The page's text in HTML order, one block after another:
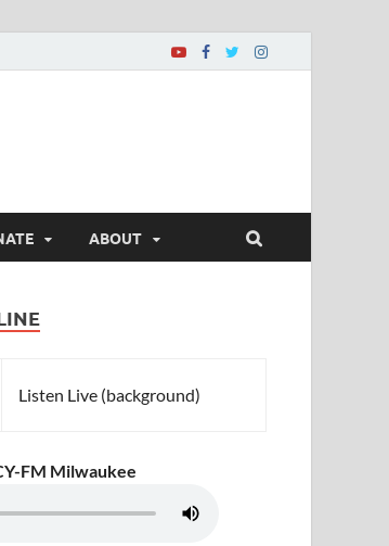
ABOUT
Listen Live (background)
FM Milwaukee